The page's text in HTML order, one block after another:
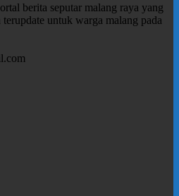
berita seputar malang raya yang
untuk warga malang pada